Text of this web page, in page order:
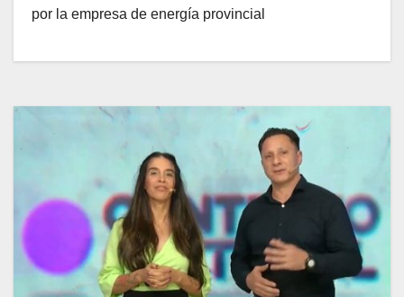
por la empresa de energía provincial